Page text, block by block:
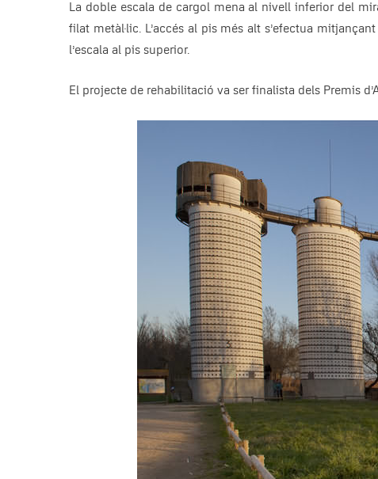
La doble escala de cargol mena al nivell inferior del
filat metàl·lic. L’accés al pis més alt s’efectua
l’escala al pis superior.
El projecte de rehabilitació va ser finalista dels Premis